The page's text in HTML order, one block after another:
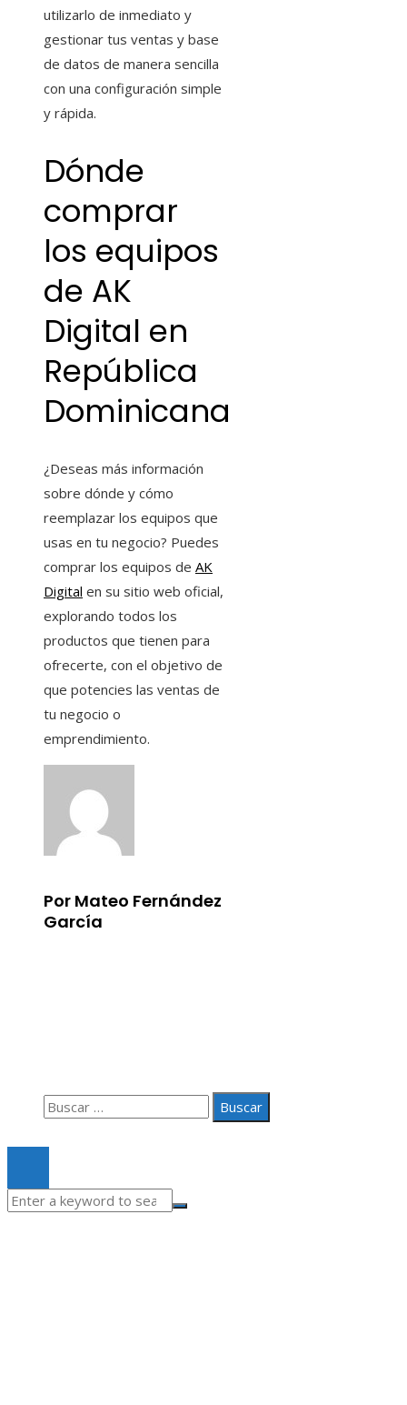
utilizarlo de inmediato y
gestionar tus ventas y base
de datos de manera sencilla
con una configuración simple
y rápida.
Dónde
comprar
los equipos
de AK
Digital en
República
Dominicana
¿Deseas más información
sobre dónde y cómo
reemplazar los equipos que
usas en tu negocio? Puedes
comprar los equipos de AK
Digital en su sitio web oficial,
explorando todos los
productos que tienen para
ofrecerte, con el objetivo de
que potencies las ventas de
tu negocio o
emprendimiento.
Por Mateo Fernández
García
Buscar: